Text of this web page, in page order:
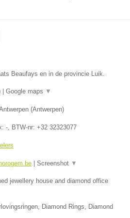
Beaufays en in de provincie Luik.
Google maps ▼
(Antwerpen)
-, BTW-nr: +32 32323077
Screenshot ▼
jewellery house and diamond office
Diamond Rings, Diamond